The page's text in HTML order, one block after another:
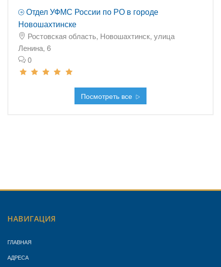
Отдел УФМС России по РО в городе
Новошахтинске
Ростовская область, Новошахтинск, улица
Ленина, 6
0
Посмотреть все
НАВИГАЦИЯ
ГЛАВНАЯ
АДРЕСА